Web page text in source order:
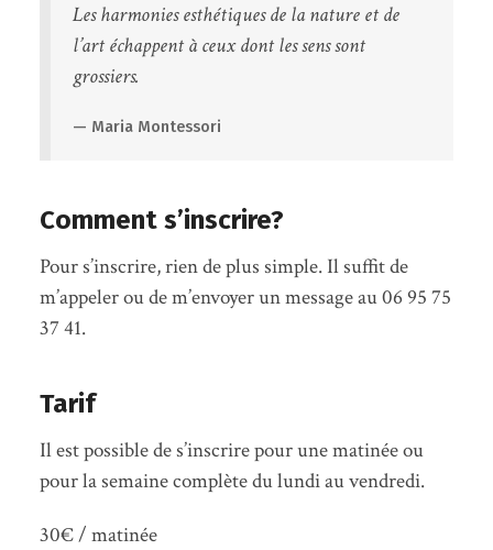
Les harmonies esthétiques de la nature et de
l’art échappent à ceux dont les sens sont
grossiers.
Maria Montessori
Comment s’inscrire?
Pour s’inscrire, rien de plus simple. Il suffit de
m’appeler ou de m’envoyer un message au 06 95 75
37 41.
Tarif
Il est possible de s’inscrire pour une matinée ou
pour la semaine complète du lundi au vendredi.
30€ / matinée